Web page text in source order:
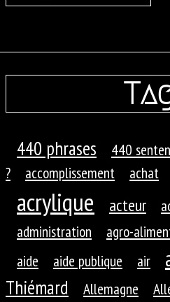
440 phrases 440
?
accomplissement achat
acrylique acteur
administration
agro-
aide
aide publique air
Thiémard
Allemagne